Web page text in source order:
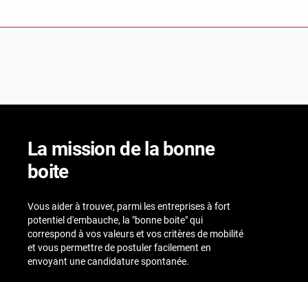
La mission de la bonne
boite
Vous aider à trouver, parmi les entreprises à fort
potentiel d'embauche, la "bonne boite" qui
correspond à vos valeurs et vos critères de mobilité
et vous permettre de postuler facilement en
envoyant une candidature spontanée.